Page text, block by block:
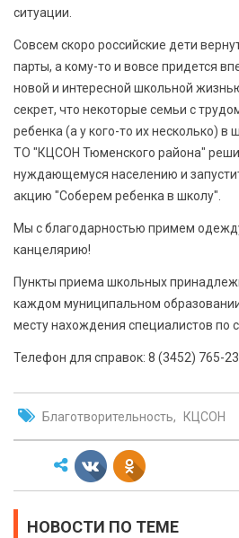
ситуации.
Совсем скоро российские дети
парты, а кому-то и вовсе придется
новой и интересной школьной
секрет, что некоторые семьи с
ребенка (а у кого-то их несколько) в
ТО "КЦСОН Тюменского района"
нуждающемуся населению и
акцию "Соберем ребенка в школу".
Мы с благодарностью примем
канцелярию!
Пункты приема школьных
каждом муниципальном
месту нахождения специалистов по
Телефон для справок: 8 (3452) 765-
Благотворительность КЦСОН
НОВОСТИ ПО ТЕМЕ